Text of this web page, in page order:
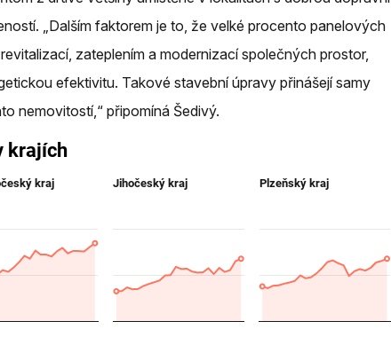
„Dalším faktorem je to, že velké procento panelových
zateplením a modernizací společných prostor,
efektivitu. Takové stavební úpravy přinášejí samy
nemovitostí,“ připomíná Šedivý.